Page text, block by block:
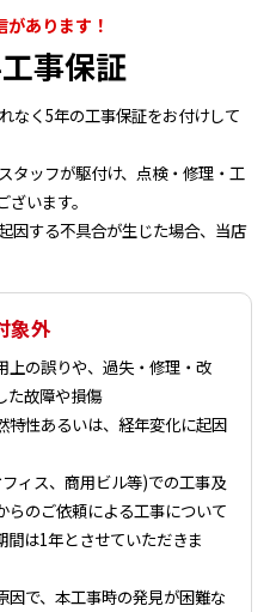
あります！
事保証
なく5年の工事保証をお付けして
タッフが駆付け、点検・修理・工
います。
因する不具合が生じた場合、当店
象外
上の誤りや、過失・修理・改
た故障や損傷
特性あるいは、経年変化に起因
ィス、商用ビル等)での工事及
らのご依頼による工事について
間は1年とさせていただきま
因で、本工事時の発見が困難な